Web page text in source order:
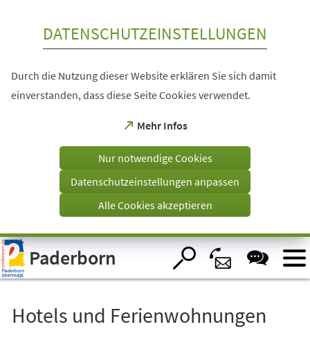
Visuelle
Assistenzsoftware
öffnen.
DATENSCHUTZEINSTELLUNGEN
Durch die Nutzung dieser Website erklären Sie sich damit
einverstanden, dass diese Seite Cookies verwendet.
Mehr Infos
(Öffnet
einem
Tab)
Nur notwendige Cookies
Datenschutzeinstellungen anpassen
Alle Cookies akzeptieren
Paderborn
Hotels und Ferienwohnungen